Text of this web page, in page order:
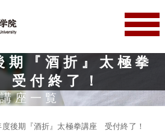
『酒折』太極拳
付終了！
講座一覧
度後期『酒折』太極拳講座 受付終了！